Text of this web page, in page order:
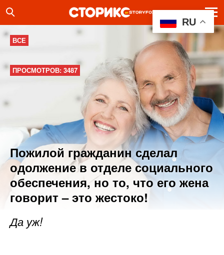
ВСЕ
ПРОСМОТРОВ: 3487
Пожилой гражданин сделал
одолжение в отделе социального
обеспечения, но то, что его жена
говорит – это жестоко!
Да уж!
RU